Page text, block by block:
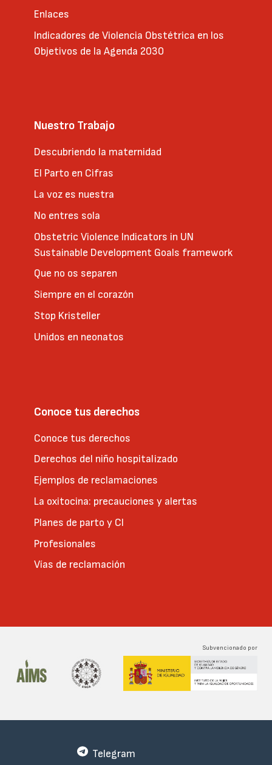
Enlaces
Indicadores de Violencia Obstétrica en los
Objetivos de la Agenda 2030
Nuestro Trabajo
Descubriendo la maternidad
El Parto en Cifras
La voz es nuestra
No entres sola
Obstetric Violence Indicators in UN
Sustainable Development Goals framework
Que no os separen
Siempre en el corazón
Stop Kristeller
Unidos en neonatos
Conoce tus derechos
Conoce tus derechos
Derechos del niño hospitalizado
Ejemplos de reclamaciones
La oxitocina: precauciones y alertas
Planes de parto y CI
Profesionales
Vías de reclamación
Subvencionado por
Telegram